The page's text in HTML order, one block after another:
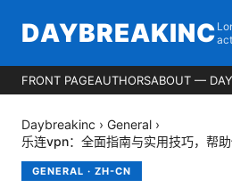
DAYBREAKINC
FRONT PAGEAUTHORSABOUT —
Daybreakinc › General ›
乐连vpn：全面指南与实用技巧，帮
GENERAL · ZH-CN